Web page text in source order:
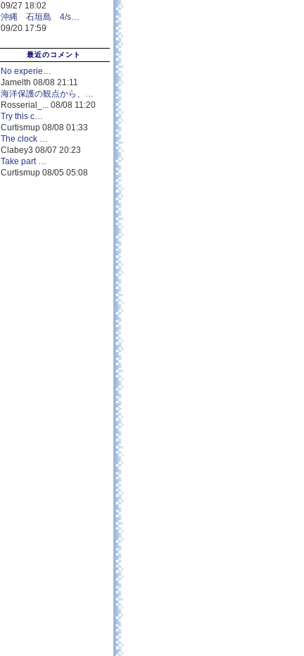
09/27 18:02
沖縄 石垣島 4/s…
09/20 17:59
最近のコメント
No experie…
Jamelth 08/08 21:11
海洋保護の観点から、…
Rosserial_... 08/08 11:20
Try this c…
Curtismup 08/08 01:33
The clock …
Clabey3 08/07 20:23
Take part …
Curtismup 08/05 05:08